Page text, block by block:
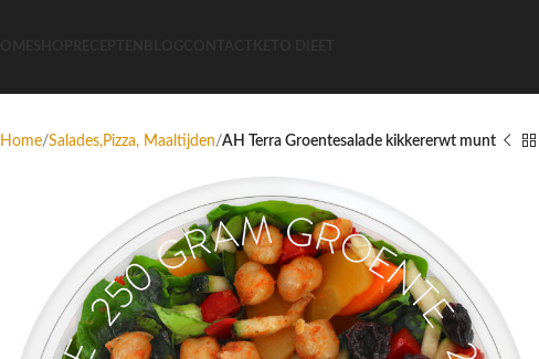
Home Salades,Pizza, Maaltijden AH Terra Groentesalade kikkererwt munt